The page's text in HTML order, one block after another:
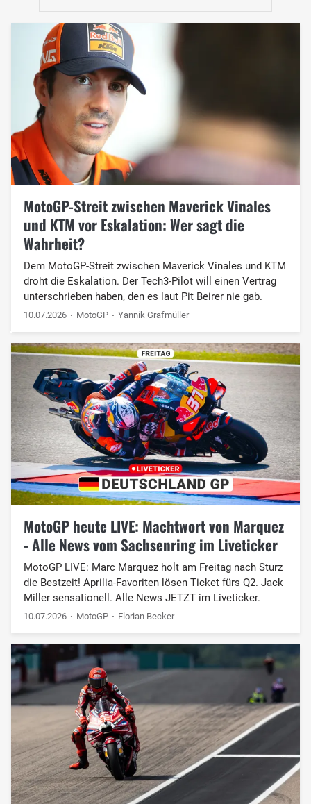
MotoGP-Streit zwischen Maverick Vinales
und KTM vor Eskalation: Wer sagt die
Wahrheit?
Dem MotoGP-Streit zwischen Maverick Vinales und KTM
droht die Eskalation. Der Tech3-Pilot will einen Vertrag
unterschrieben haben, den es laut Pit Beirer nie gab.
10.07.2026 MotoGP Yannik Grafmüller
MotoGP heute LIVE: Machtwort von Marquez
- Alle News vom Sachsenring im Liveticker
MotoGP LIVE: Marc Marquez holt am Freitag nach Sturz
die Bestzeit! Aprilia-Favoriten lösen Ticket fürs Q2. Jack
Miller sensationell. Alle News JETZT im Liveticker.
10.07.2026 MotoGP Florian Becker